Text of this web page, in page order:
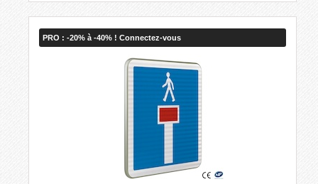
PRO : -20% à -40% ! Connectez-vous